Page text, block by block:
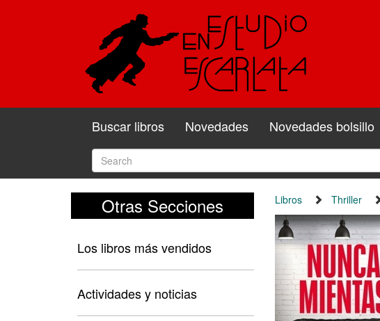
Buscar libros Novedades Novedades bolsillo
Otras Secciones
Los libros más vendidos
Actividades y noticias
Libros Thriller